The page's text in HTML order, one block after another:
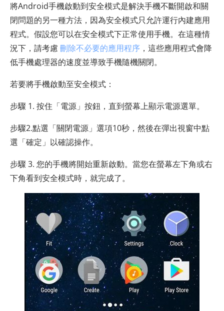
將Android手機啟動到安全模式是解決手機不斷開啟和關
閉問題的另一種方法，因為安全模式只允許運行內建應用
程式。假設您可以在安全模式下正常使用手機。在這種情
況下，請考慮 刪除不必要的應用程序 ，這些應用程式會降
低手機處理器的速度並導致手機隨機關閉。
若要將手機啟動至安全模式：
步驟 1. 按住「電源」按鈕，直到螢幕上顯示電源選單。
步驟2.點選「關閉電源」選項10秒，然後在彈出視窗中點
選「確定」以確認操作。
步驟 3. 您的手機將開始重新啟動。當您在螢幕左下角或右
下角看到安全模式時，就完成了。